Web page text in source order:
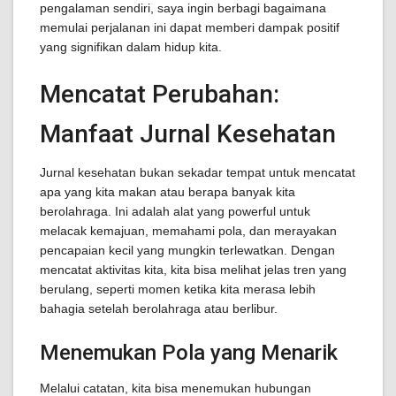
pengalaman sendiri, saya ingin berbagi bagaimana
memulai perjalanan ini dapat memberi dampak positif
yang signifikan dalam hidup kita.
Mencatat Perubahan:
Manfaat Jurnal Kesehatan
Jurnal kesehatan bukan sekadar tempat untuk mencatat
apa yang kita makan atau berapa banyak kita
berolahraga. Ini adalah alat yang powerful untuk
melacak kemajuan, memahami pola, dan merayakan
pencapaian kecil yang mungkin terlewatkan. Dengan
mencatat aktivitas kita, kita bisa melihat jelas tren yang
berulang, seperti momen ketika kita merasa lebih
bahagia setelah berolahraga atau berlibur.
Menemukan Pola yang Menarik
Melalui catatan, kita bisa menemukan hubungan